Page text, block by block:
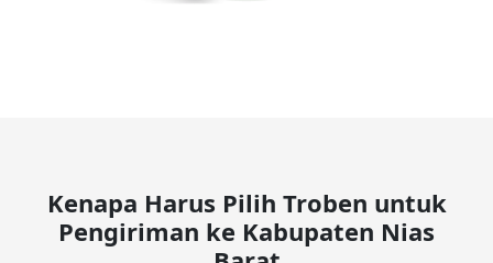
Kenapa Harus Pilih Troben untuk
Pengiriman ke Kabupaten Nias